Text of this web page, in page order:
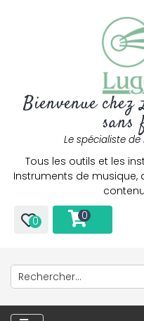
Bienvenue
sans
Le spécialiste
Tous les outils et les
Instruments de musique,
0 0
Only play atJoo casinoif